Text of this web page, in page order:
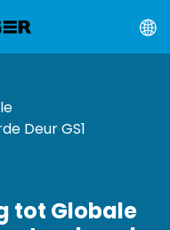
Deur GS1
tot Globale